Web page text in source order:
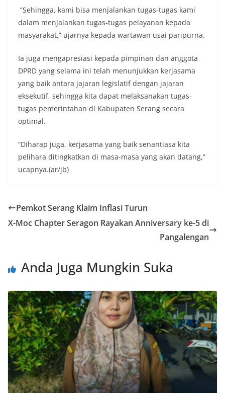
”Sehingga, kami bisa menjalankan tugas-tugas kami
dalam menjalankan tugas-tugas pelayanan kepada
masyarakat,” ujarnya kepada wartawan usai paripurna.
Ia juga mengapresiasi kepada pimpinan dan anggota
DPRD yang selama ini telah menunjukkan kerjasama
yang baik antara jajaran legislatif dengan jajaran
eksekutif, sehingga kita dapat melaksanakan tugas-
tugas pemerintahan di Kabupaten Serang secara
optimal.
“Diharap juga, kerjasama yang baik senantiasa kita
pelihara ditingkatkan di masa-masa yang akan datang,”
ucapnya.(ar/jb)
Pemkot Serang Klaim Inflasi Turun
X-Moc Chapter Seragon Rayakan Anniversary ke-5 di
Pangalengan
Anda Juga Mungkin Suka